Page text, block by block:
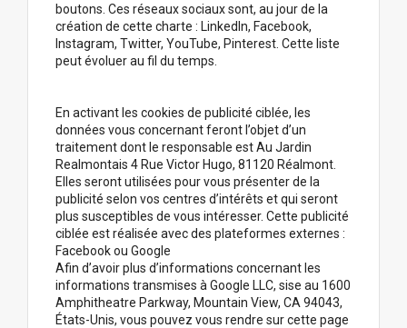
boutons. Ces réseaux sociaux sont, au jour de la
création de cette charte : LinkedIn, Facebook,
Instagram, Twitter, YouTube, Pinterest. Cette liste
peut évoluer au fil du temps.
En activant les cookies de publicité ciblée, les
données vous concernant feront l’objet d’un
traitement dont le responsable est Au Jardin
Realmontais 4 Rue Victor Hugo, 81120 Réalmont.
Elles seront utilisées pour vous présenter de la
publicité selon vos centres d’intérêts et qui seront
plus susceptibles de vous intéresser. Cette publicité
ciblée est réalisée avec des plateformes externes :
Facebook ou Google
Afin d’avoir plus d’informations concernant les
informations transmises à Google LLC, sise au 1600
Amphitheatre Parkway, Mountain View, CA 94043,
États-Unis, vous pouvez vous rendre sur cette page